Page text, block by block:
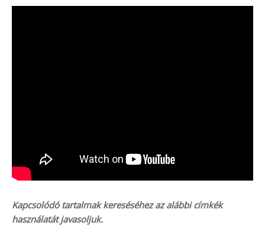
Kapcsolódó tartalmak kereséséhez az alábbi címkék
használatát javasoljuk.